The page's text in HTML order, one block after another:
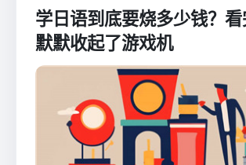
学日语到底要烧多少钱？
默默收起了游戏机